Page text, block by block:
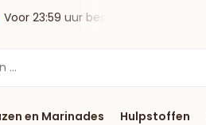
23:59 uur besteld, morgen in huis*.
en Marinades Hulpstoffen